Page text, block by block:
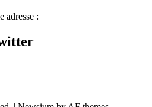
adresse :